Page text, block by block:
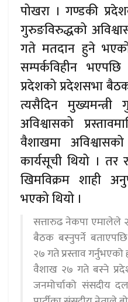
पोखरा । गण्डकी
गुरुङविरुद्धको
गते मतदान हुने
सम्पर्कविहीन
प्रदेशको प्रदेशसभा
त्यसैदिन मुख्यमन्त्री
अविश्वासको
वैशाखमा
कार्यसूची थियो । तर
खिमविक्रम शाही
भएको थियो ।
सत्तारुढ नेकपा एमालेले
बैठक बस्नुपर्ने
२७ गते प्रस्ताव गर्नुभएको
वैशाख २७ गते बस्ने
जनमोर्चाको संसदीय